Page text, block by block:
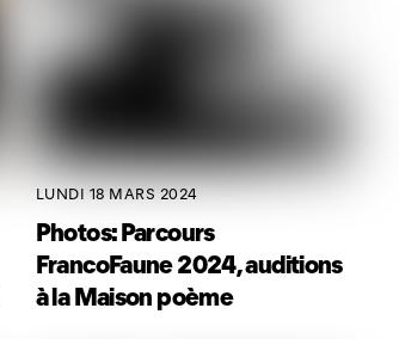
LUNDI 18 MARS 2024
Photos: Parcours
FrancoFaune 2024, auditions
à la Maison poème